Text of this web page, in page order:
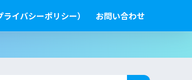
イバシーポリシー） お問い合わせ